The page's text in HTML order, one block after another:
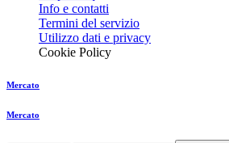
Info e contatti
Termini del servizio
Utilizzo dati e privacy
Cookie Policy
Mercato
Mercato